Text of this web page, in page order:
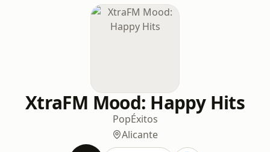
XtraFM Mood: Happy Hits
PopÉxitos
Alicante